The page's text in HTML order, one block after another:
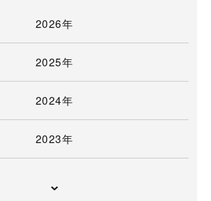
2026年
2025年
2024年
2023年